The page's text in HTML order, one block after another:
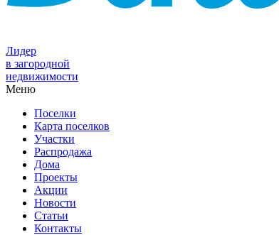
Лидер
в загородной
недвижимости
Меню
Поселки
Карта поселков
Участки
Распродажа
Дома
Проекты
Акции
Новости
Статьи
Контакты